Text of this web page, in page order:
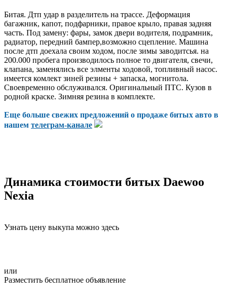
Битая. Дтп удар в разделитель на трассе. Деформация
багажник, капот, подфарники, правое крыло, правая задняя
часть. Под замену: фары, замок двери водителя, подрамник,
радиатор, передний бампер,возможно сцепление. Машина
после дтп доехала своим ходом, после зимы заводитсья. на
200.000 пробега производилось полное то двигателя, свечи,
клапана, заменялись все элменты ходовой, топливный насос.
имеется комлект зиней резины + запаска, могнитола.
Своевременно обслуживался. Оригинальный ПТС. Кузов в
родной краске. Зимняя резина в комплекте.
Еще больше свежих предложений о продаже битых авто в
нашем телеграм-канале
Динамика стоимости битых Daewoo
Nexia
Узнать цену выкупа можно здесь
или
Разместить бесплатное объявление